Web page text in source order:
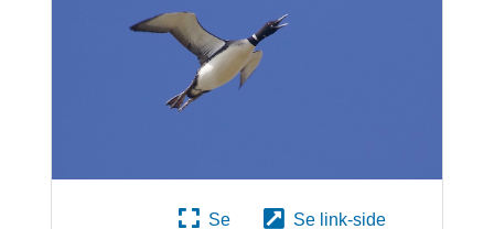
Se
Se link-side